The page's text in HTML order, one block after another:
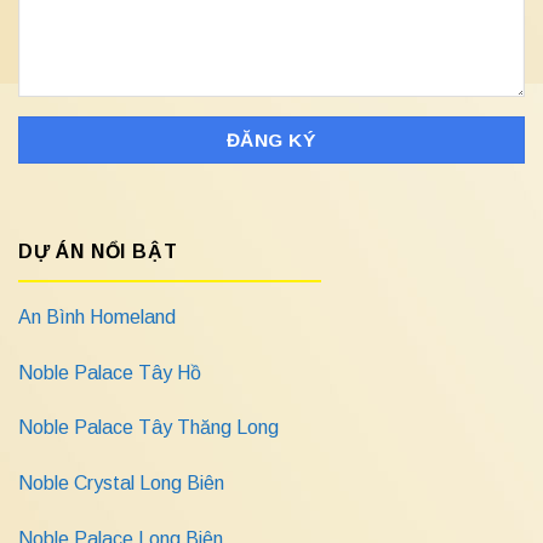
DỰ ÁN NỔI BẬT
An Bình Homeland
Noble Palace Tây Hồ
Noble Palace Tây Thăng Long
Noble Crystal Long Biên
Noble Palace Long Biên